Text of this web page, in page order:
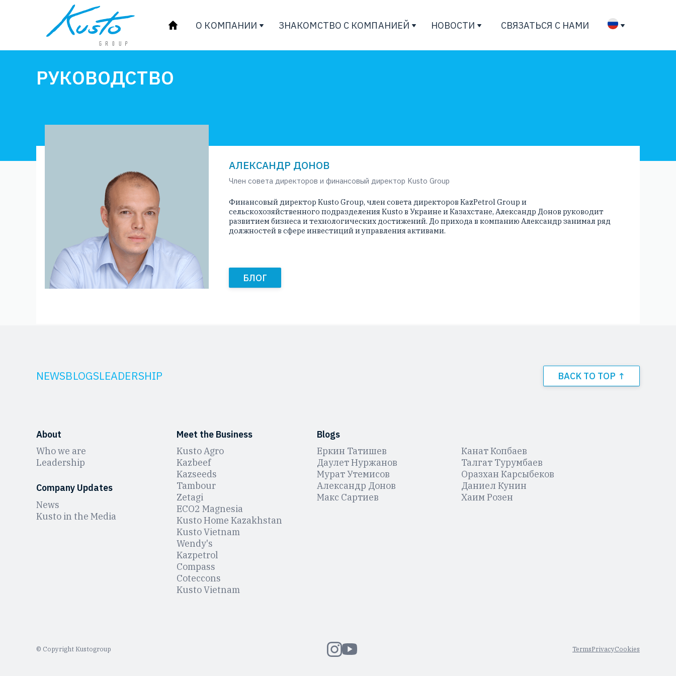
О КОМПАНИИ ЗНАКОМСТВО С КОМПАНИЕЙ НОВОСТИ СВЯЗАТЬСЯ С НАМИ
РУКОВОДСТВО
АЛЕКСАНДР ДОНОВ
Член совета директоров и финансовый директор Kusto Group
Финансовый директор Kusto Group, член совета директоров KazPetrol Group и
сельскохозяйственного подразделения Kusto в Украине и Казахстане, Александр Донов руководит
развитием бизнеса и технологических достижений. До прихода в компанию Александр занимал ряд
должностей в сфере инвестиций и управления активами.
БЛОГ
NEWSBLOGSLEADERSHIP BACK TO TOP ↑
About
Who we are
Leadership
Company Updates
News
Kusto in the Media
Meet the Business
Kusto Agro
Kazbeef
Kazseeds
Tambour
Zetagi
ЕCO2 Magnesia
Kusto Home Kazakhstan
Kusto Vietnam
Wendy's
Kazpetrol
Compass
Coteccons
Kusto Vietnam
Blogs
Еркин Татишев
Канат Копбаев
Даулет Нуржанов
Талгат Турумбаев
Мурат Утемисов
Оразхан Карсыбеков
Александр Донов
Даниел Кунин
Макс Сартиев
Хаим Розен
© Copyright Kustogroup TermsPrivacyCookies